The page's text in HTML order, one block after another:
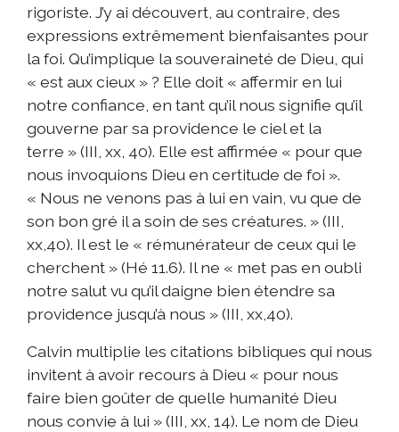
rigoriste. J’y ai découvert, au contraire, des
expressions extrêmement bienfaisantes pour
la foi. Qu’implique la souveraineté de Dieu, qui
« est aux cieux » ? Elle doit « affermir en lui
notre confiance, en tant qu’il nous signifie qu’il
gouverne par sa providence le ciel et la
terre » (III, xx, 40). Elle est affirmée « pour que
nous invoquions Dieu en certitude de foi ».
« Nous ne venons pas à lui en vain, vu que de
son bon gré il a soin de ses créatures. » (III,
xx,40). Il est le « rémunérateur de ceux qui le
cherchent » (Hé 11.6). Il ne « met pas en oubli
notre salut vu qu’il daigne bien étendre sa
providence jusqu’à nous » (III, xx,40).
Calvin multiplie les citations bibliques qui nous
invitent à avoir recours à Dieu « pour nous
faire bien goûter de quelle humanité Dieu
nous convie à lui » (III, xx, 14). Le nom de Dieu